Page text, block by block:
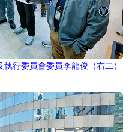
行委員會委員李龍俊（右二）